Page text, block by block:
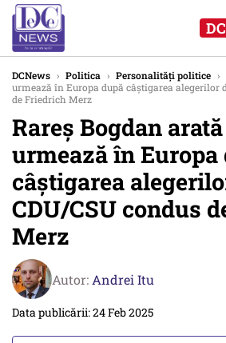
DCNews › Politica › Personalități politice ›
urmează în Europa după câștigarea alegerilor
de Friedrich Merz
Rareș Bogdan
urmează în Europa
câștigarea
CDU/CSU condus
Merz
Autor: Andrei Itu
Data publicării: 24 Feb 2025